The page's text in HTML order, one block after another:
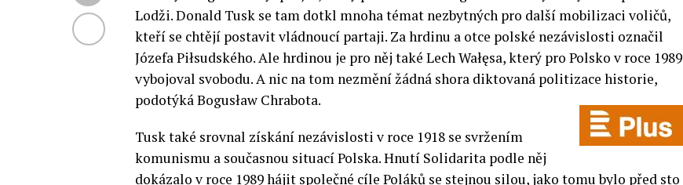
Lodži. Donald Tusk se tam dotkl mnoha témat nezbytných pro další mobilizaci voličů,
kteří se chtějí postavit vládnoucí partaji. Za hrdinu a otce polské nezávislosti označil
Józefa Piłsudského. Ale hrdinou je pro něj také Lech Wałęsa, který pro Polsko v roce 1989
vybojoval svobodu. A nic na tom nezmění žádná shora diktovaná politizace historie,
podotýká Bogusław Chrabota.
Tusk také srovnal získání nezávislosti v roce 1918 se svržením
komunismu a současnou situací Polska. Hnutí Solidarita podle něj
dokázalo v roce 1989 hájit společné cíle Poláků se stejnou silou, jako tomu bylo před sto